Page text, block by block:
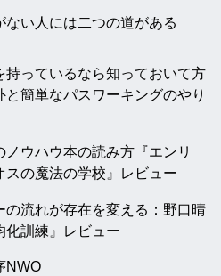
ない人には二つの道がある
持っているなら知っておいて方
と簡単なパスワーキングのやり
ノウハウ本の読み方『エンリ
スの魔法の学校』レビュー
の流れが存在を変える：野口晴
化訓練』レビュー
NWO